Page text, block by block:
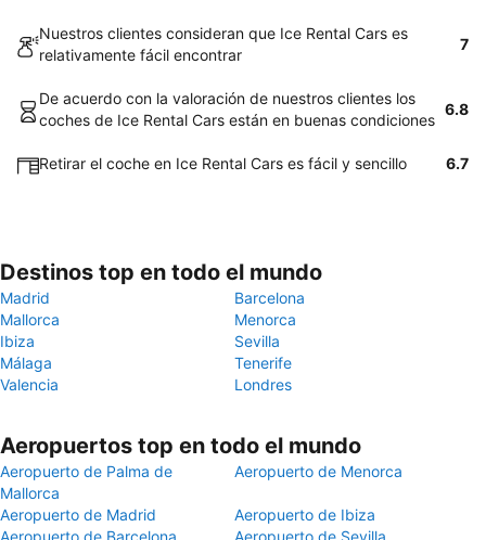
Nuestros clientes consideran que Ice Rental Cars es
relativamente fácil encontrar
7
De acuerdo con la valoración de nuestros clientes los
coches de Ice Rental Cars están en buenas condiciones
6.8
Retirar el coche en Ice Rental Cars es fácil y sencillo 6.7
Destinos top en todo el mundo
Madrid
Barcelona
Mallorca
Menorca
Ibiza
Sevilla
Málaga
Tenerife
Valencia
Londres
Aeropuertos top en todo el mundo
Aeropuerto de Palma de
Mallorca
Aeropuerto de Menorca
Aeropuerto de Madrid
Aeropuerto de Ibiza
Aeropuerto de Barcelona
Aeropuerto de Sevilla